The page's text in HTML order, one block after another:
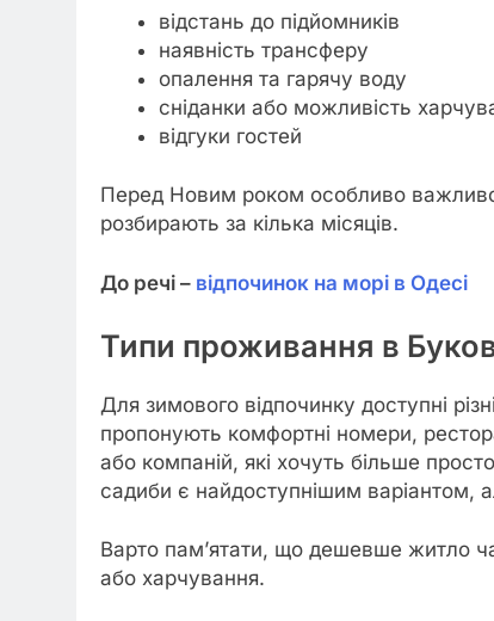
відстань до підйомників
наявність трансферу
опалення та гарячу воду
сніданки або можливість
відгуки гостей
Перед Новим роком особливо
розбирають за кілька місяців.
До речі – відпочинок на морі в Одесі
Типи проживання в
Для зимового відпочинку доступні
пропонують комфортні номери,
або компаній, які хочуть більше
садиби є найдоступнішим варіантом,
Варто пам’ятати, що дешевше житло
або харчування.